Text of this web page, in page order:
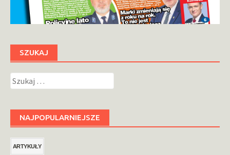
SZUKAJ
Szukaj:
NAJPOPULARNIEJSZE
ARTYKUŁY